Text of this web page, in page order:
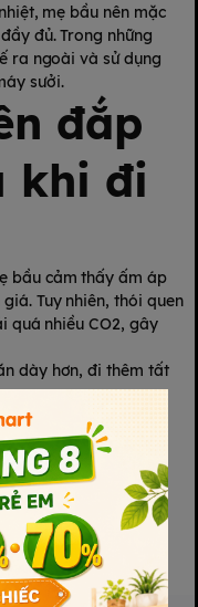
mẹ bầu nên mặc
đủ. Trong những
ra ngoài và sử dụng
sưởi.
đắp
khi đi
bầu cảm thấy ấm áp
Tuy nhiên, thói quen
quá nhiều CO2, gây
dày hơn, đi thêm tất
bầu trang bị được
làm mẹ của mình.
hạnh phúc.